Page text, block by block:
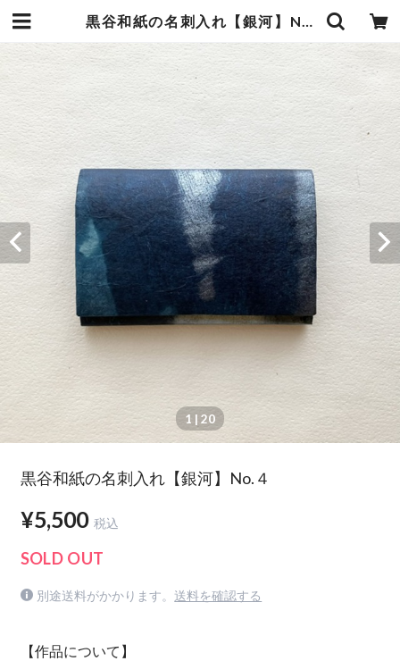
黒谷和紙の名刺入れ【銀河】No.４ | 暮らしの中の和紙のかたち
1 | 20
黒谷和紙の名刺入れ【銀河】No.４
¥5,500 税込
SOLD OUT
別途送料がかかります。 送料を確認する
【作品について】